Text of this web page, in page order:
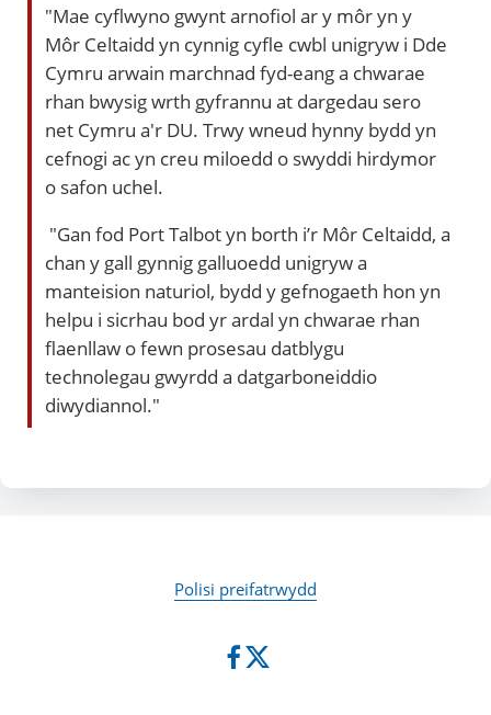
"Mae cyflwyno gwynt arnofiol ar y môr yn y
Môr Celtaidd yn cynnig cyfle cwbl unigryw i Dde
Cymru arwain marchnad fyd-eang a chwarae
rhan bwysig wrth gyfrannu at dargedau sero
net Cymru a'r DU. Trwy wneud hynny bydd yn
cefnogi ac yn creu miloedd o swyddi hirdymor
o safon uchel.
"Gan fod Port Talbot yn borth i’r Môr Celtaidd, a
chan y gall gynnig galluoedd unigryw a
manteision naturiol, bydd y gefnogaeth hon yn
helpu i sicrhau bod yr ardal yn chwarae rhan
flaenllaw o fewn prosesau datblygu
technolegau gwyrdd a datgarboneiddio
diwydiannol."
Polisi preifatrwydd